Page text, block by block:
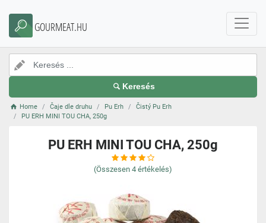
GOURMEAT.HU
Keresés
Home Čaje dle druhu Pu Erh
Čistý Pu Erh
PU ERH MINI TOU CHA, 250g
PU ERH MINI TOU CHA, 250g
(Összesen 4 értékelés)